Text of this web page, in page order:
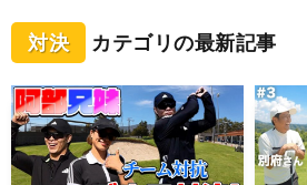
対決 カテゴリの最新記事